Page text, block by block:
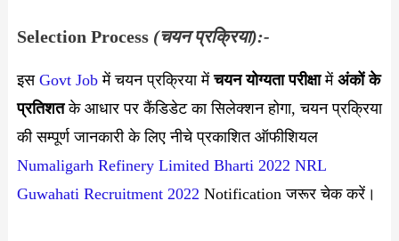
Selection Process (चयन प्रक्रिया):-
इस Govt Jobमें चयन प्रक्रिया मेंचयन योग्यता परीक्षामेंअंकों के
प्रतिशतके आधार पर कैंडिडेट का सिलेक्शन होगा, चयन प्रक्रिया
की सम्पूर्ण जानकारी के लिए नीचे प्रकाशित ऑफीशियल
Numaligarh Refinery Limited Bharti 2022 NRL
Guwahati Recruitment 2022 Notification जरूर चेक करें।